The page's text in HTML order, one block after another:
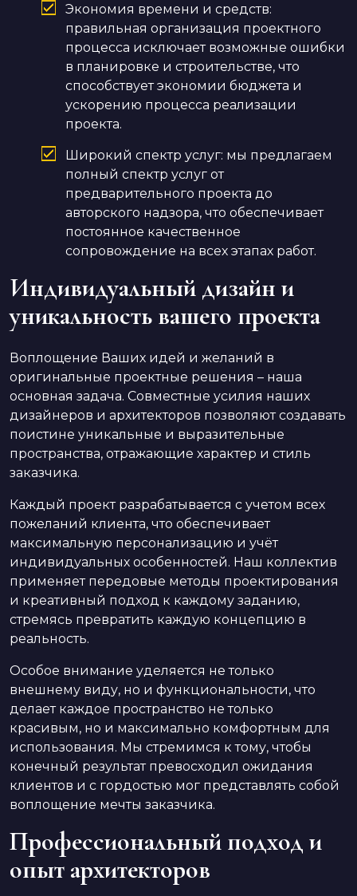
Экономия времени и средств:
правильная организация проектного
процесса исключает возможные ошибки
в планировке и строительстве, что
способствует экономии бюджета и
ускорению процесса реализации
проекта.
Широкий спектр услуг: мы предлагаем
полный спектр услуг от
предварительного проекта до
авторского надзора, что обеспечивает
постоянное качественное
сопровождение на всех этапах работ.
Индивидуальный дизайн и
уникальность вашего проекта
Воплощение Ваших идей и желаний в
оригинальные проектные решения – наша
основная задача. Совместные усилия наших
дизайнеров и архитекторов позволяют создавать
поистине уникальные и выразительные
пространства, отражающие характер и стиль
заказчика.
Каждый проект разрабатывается с учетом всех
пожеланий клиента, что обеспечивает
максимальную персонализацию и учёт
индивидуальных особенностей. Наш коллектив
применяет передовые методы проектирования
и креативный подход к каждому заданию,
стремясь превратить каждую концепцию в
реальность.
Особое внимание уделяется не только
внешнему виду, но и функциональности, что
делает каждое пространство не только
красивым, но и максимально комфортным для
использования. Мы стремимся к тому, чтобы
конечный результат превосходил ожидания
клиентов и с гордостью мог представлять собой
воплощение мечты заказчика.
Профессиональный подход и
опыт архитекторов